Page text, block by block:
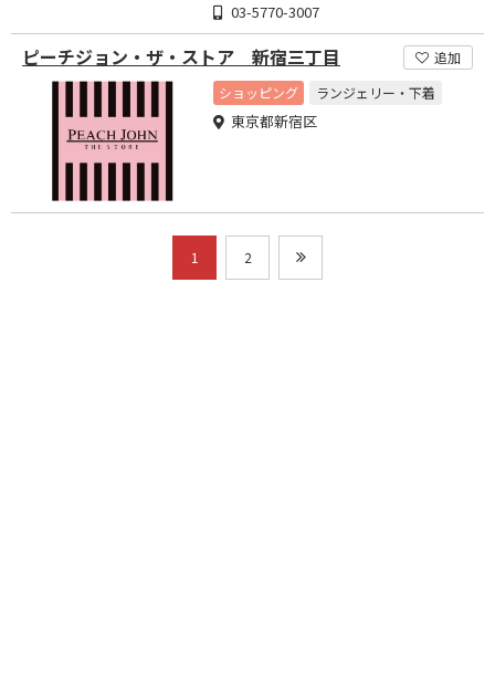
03-5770-3007
ピーチジョン・ザ・ストア 新宿三丁目
追加
ショッピング
ランジェリー・下着
東京都新宿区
1 2